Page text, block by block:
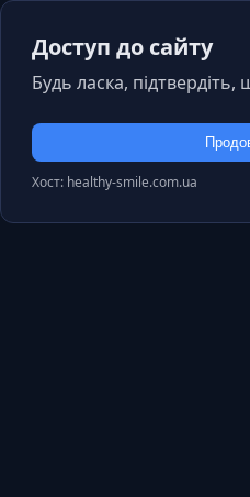
Доступ до сайту
Будь ласка,
Хост: healthy-smile.com.ua